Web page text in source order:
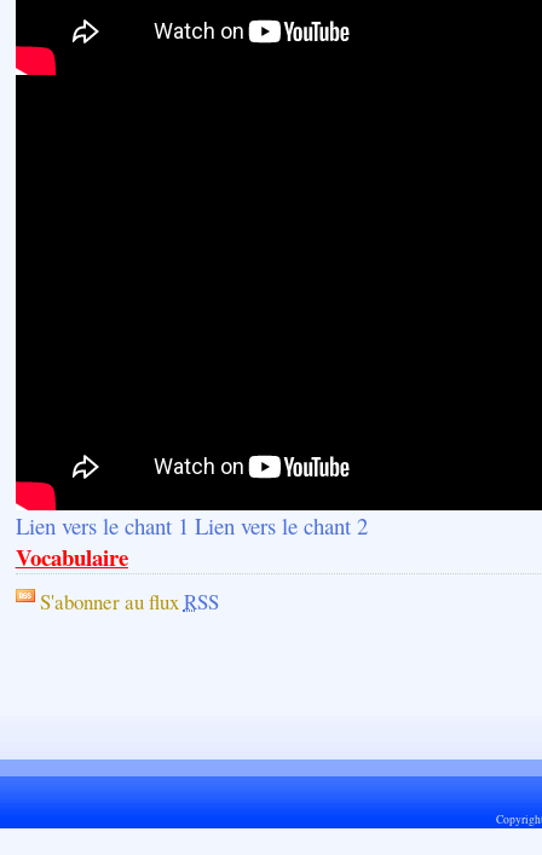
Lien vers le chant 1 Lien vers le chant 2
Vocabulaire
S'abonner au fluxRSS